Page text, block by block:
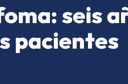
seis
pacientes